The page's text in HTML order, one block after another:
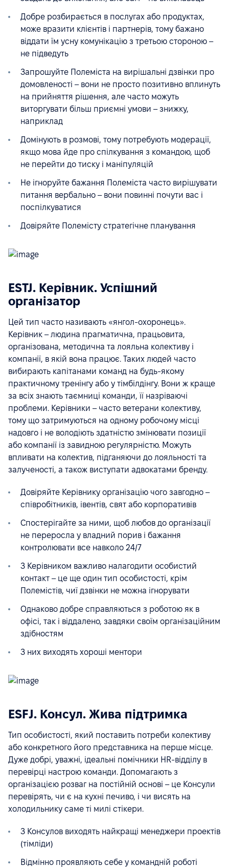
Добре розбирається в послугах або продуктах,
може вразити клієнтів і партнерів, тому бажано
віддати їм усну комунікацію з третьою стороною –
не підведуть
Запрошуйте Полеміста на вирішальні дзвінки про
домовленості – вони не просто позитивно вплинуть
на прийняття рішення, але часто можуть
виторгувати більш приємні умови – знижку,
наприклад
Домінують в розмові, тому потребують модерації,
якщо мова йде про спілкування з командою, щоб
не перейти до тиску і маніпуляцій
Не ігноруйте бажання Полеміста часто вирішувати
питання вербально – вони повинні почути вас і
поспілкуватися
Довіряйте Полемісту стратегічне планування
ESTJ. Керівник. Успішний
організатор
Цей тип часто називають «янгол-охоронець».
Керівник – людина прагматична, працьовита,
організована, методична та лояльна колективу і
компанії, в якій вона працює. Таких людей часто
вибирають капітанами команд на будь-якому
практичному тренінгу або у тімбілдінгу. Вони ж краще
за всіх знають таємниці команди, її назріваючі
проблеми. Керівники – часто ветерани колективу,
тому що затримуються на одному робочому місці
надовго і не володіють здатністю змінювати позиції
або компанії із завидною регулярністю. Можуть
впливати на колектив, підганяючи до лояльності та
залученості, а також виступати адвокатами бренду.
Довіряйте Керівнику організацію чого завгодно –
співробітників, івентів, свят або корпоративів
Спостерігайте за ними, щоб любов до організації
не переросла у владний порив і бажання
контролювати все навколо 24/7
З Керівником важливо налагодити особистий
контакт – це ще один тип особистості, крім
Полемістів, чиї дзвінки не можна ігнорувати
Однаково добре справляються з роботою як в
офісі, так і віддалено, завдяки своїм організаційним
здібностям
З них виходять хороші ментори
ESFJ. Консул. Жива підтримка
Тип особистості, який поставить потреби колективу
або конкретного його представника на перше місце.
Дуже добрі, уважні, ідеальні помічники HR-відділу в
перевірці настрою команди. Допомагають з
організацією розваг на постійній основі – це Консули
перевірять, чи є на кухні печиво, і чи висять на
холодильнику саме ті милі стікери.
З Консулов виходять найкращі менеджери проектів
(тімліди)
Відмінно проявляють себе у командній роботі